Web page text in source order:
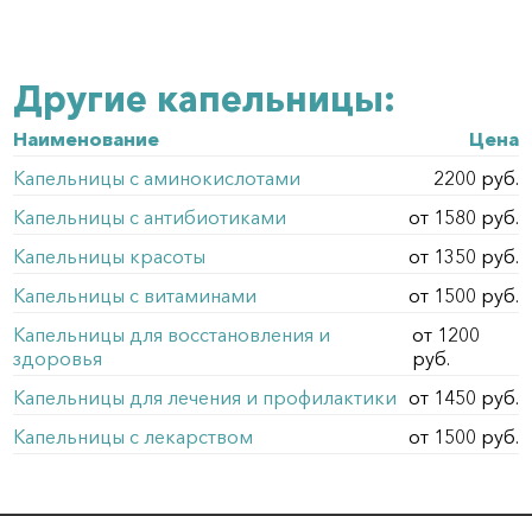
Другие капельницы:
Наименование
Цена
Капельницы с аминокислотами
2200 руб.
Капельницы с антибиотиками
от 1580 руб.
Капельницы красоты
от 1350 руб.
Капельницы с витаминами
от 1500 руб.
Капельницы для восстановления и
здоровья
от 1200
руб.
Капельницы для лечения и профилактики от 1450 руб.
Капельницы с лекарством
от 1500 руб.